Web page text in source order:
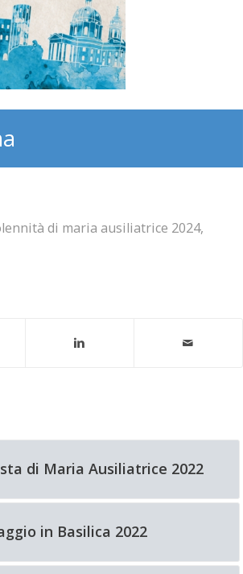
di maria ausiliatrice 2024,
di Maria Ausiliatrice 2022
in Basilica 2022